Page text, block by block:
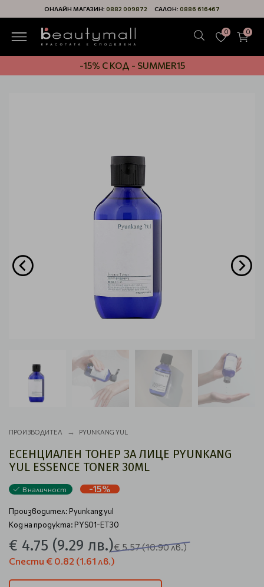
ОНЛАЙН МАГАЗИН: 0882 009872 САЛОН: 0886 616467
0 0
-15% С КОД - SUMMER15
ПРОИЗВОДИТЕЛ PYUNKANG YUL
ЕСЕНЦИАЛЕН ТОНЕР ЗА ЛИЦЕ PYUNKANG
YUL ESSENCE TONER 30ML
В наличност -15%
Производител:Pyunkang yul
Код на продукта: PYS01-ET30
€ 4.75 (9.29 лв.)€ 5.57(10.90 лв.)
Спести € 0.82 (1.61 лв.)